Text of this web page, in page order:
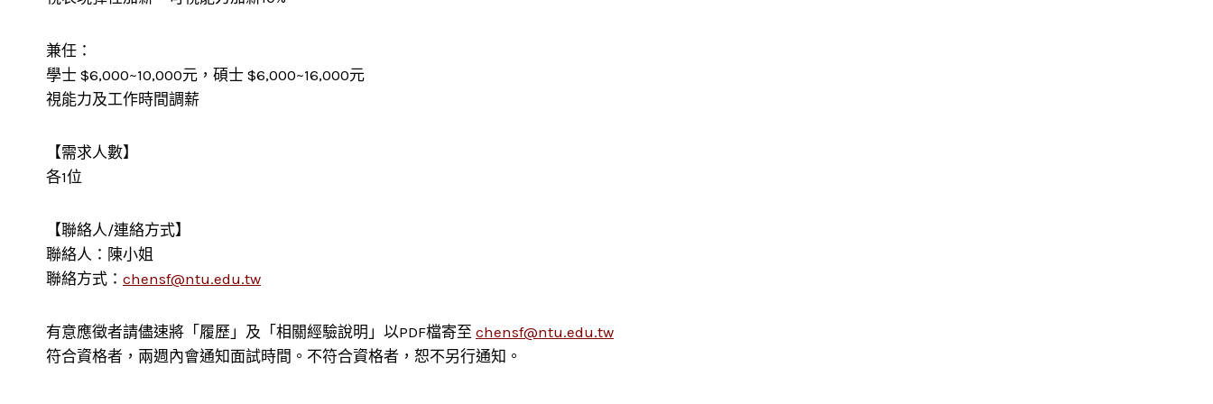
兼任：
學士 $6,000~10,000元，碩士 $6,000~16,000元
視能力及工作時間調薪
【需求人數】
各1位
【聯絡人/連絡方式】
聯絡人：陳小姐
聯絡方式： chensf@ntu.edu.tw
有意應徵者請儘速將「履歷」及「相關經驗說明」以PDF檔寄至 chensf@ntu.edu.tw
符合資格者，兩週內會通知面試時間。不符合資格者，恕不另行通知。